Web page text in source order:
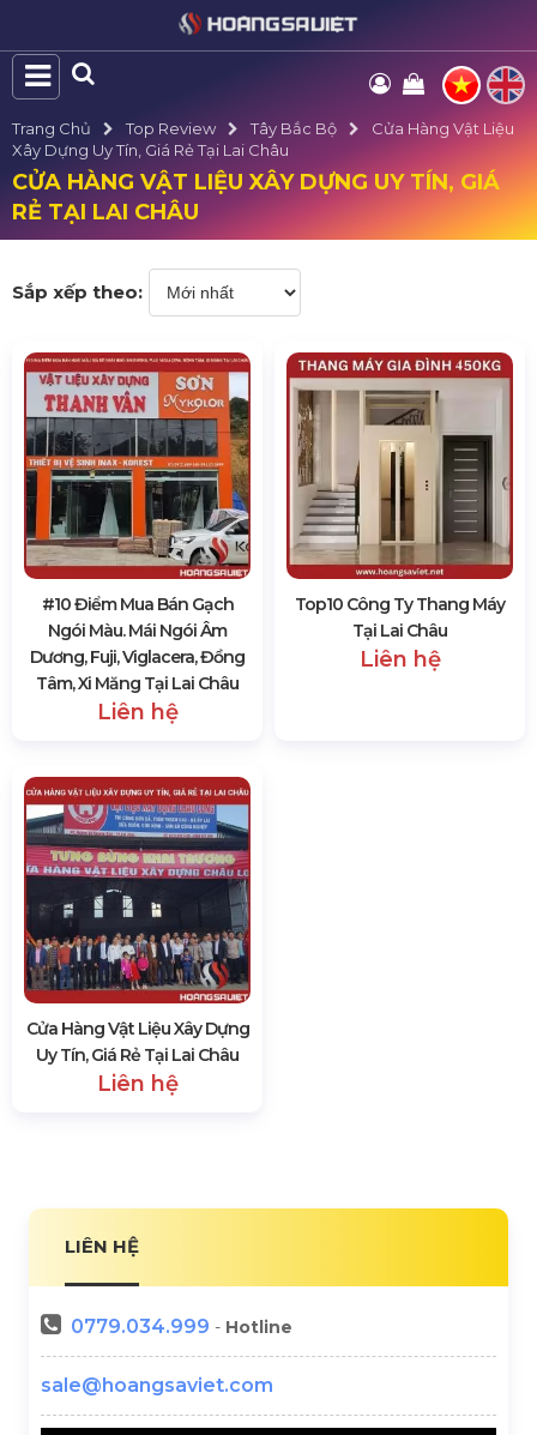
Trang Chủ Top Review Tây Bắc Bộ
Cửa Hàng Vật Liệu
Xây Dựng Uy Tín, Giá Rẻ Tại Lai Châu
CỬA HÀNG VẬT LIỆU XÂY DỰNG UY TÍN, GIÁ
RẺ TẠI LAI CHÂU
Sắp xếp theo:
#10 Điểm Mua Bán Gạch
Ngói Màu. Mái Ngói Âm
Dương, Fuji, Viglacera, Đồng
Tâm, Xi Măng Tại Lai Châu
Liên hệ
Top10 Công Ty Thang Máy
Tại Lai Châu
Liên hệ
Cửa Hàng Vật Liệu Xây Dựng
Uy Tín, Giá Rẻ Tại Lai Châu
Liên hệ
LIÊN HỆ
0779.034.999 - Hotline
sale@hoangsaviet.com